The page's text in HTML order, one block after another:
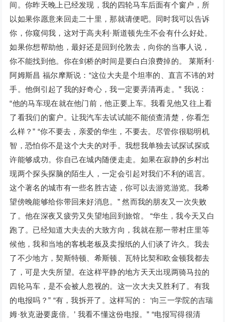
间。你昨天晚上已经发现，我的四轮马车后面有个窗户，所
以如果你愿意来回走二十里，那就请便吧。同时我可以告诉
你，你窥伺我，这对于高夫利·斯道顿先生不会有什么好处。
如果你想帮助他，最好还是回到伦敦去，向你的当事人说，
你不能找到他。你在剑桥的时间是要白白浪费掉的。 莱斯利·
阿姆斯昌 福尔摩斯说：“这位大夫是个坦率的、直言不讳的对
手。他倒引起了我的好奇心，我一定要弄清再走。” 我说：
“他的马车现在就在他门前，他正要上车。我看见他又往上看
了看我们的窗户。让我汽车去试试能不能侦查清楚，你看怎
么样？” “你不要去，亲爱的华生，不要去。尽管你很聪明机
智，恐怕你不是这个大夫的对手。我想我单独去试探试探或
许能够成功。你自己在城内随便走走。如果在寂静的乡村出
现两个探头探脑的陌生人，一定会引起对我们不利的谣言。
这个著名的城市有一些名胜古迹，你可以去游览游览。我希
望傍晚能够给你带回来好消息。” 然而我的朋友又一次失败
了。他在深夜又疲劳又失望地回到旅馆。 “华生，我今天又白
跑了。已经知道大夫去的大致方向，我就在那一带村庄里等
候他，我和当地的客栈老板及卖报纸的人们谈了许久。我去
了不少地方，契斯特顿、希斯顿、瓦特比契和欧金顿我都去
了，可是大失所望。在这样平静的地方天天出现两骑马拉的
四轮马车，是不会被人忽视的。这一次大夫又胜利了。有我
的电报吗？” “有，我拆开了。这样写的： ‘向三一学院的吉瑞
姆·狄克逊要庞倍。’ 我看不懂这份电报。” “电报写得很清